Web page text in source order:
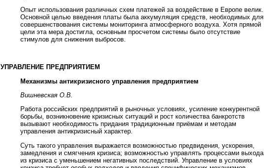
Опыт использования различных схем платежей за воздействие в Европе велик.
Основной целью введения платы была аккумуляция средств, необходимых для
совершенствования системы мониторинга атмосферного воздуха. Хотя прямой
цели эта мера достигла, основным просчетом системы было отсутствие
стимулов для снижения выбросов.
УПРАВЛЕНИЕ ПРЕДПРИЯТИЕМ
Механизмы антикризисного управления предприятием
Вишневская О.В.
Работа российских предприятий в рыночных условиях, усиление конкурентной
борьбы, возникновение кризисных ситуаций и рост количества банкротств
вызывают необходимость придания традиционным приёмам и методам
управления антикризисный характер.
Суть такого управления выражается возможностью предвидения, ускорения,
замедления и смягчения кризиса; возможностью управлять процессами выхода
из кризиса с уменьшением негативных последствий. Управление в условиях